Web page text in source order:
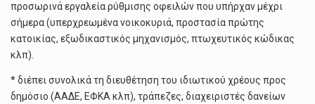
προσωρινά εργαλεία ρύθμισης οφειλών που υπήρχαν μέχρι
σήμερα (υπερχρεωμένα νοικοκυριά, προστασία πρώτης
κατοικίας, εξωδικαστικός μηχανισμός, πτωχευτικός κώδικας
κλπ).
* διέπει συνολικά τη διευθέτηση του ιδιωτικού χρέους προς
δημόσιο (ΑΑΔΕ, ΕΦΚΑ κλπ), τράπεζες, διαχειριστές δανείων